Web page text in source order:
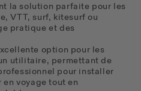
la solution parfaite pour les
VTT, surf, kitesurf ou
pratique et des
option pour les
utilitaire, permettant de
pour installer
voyage tout en